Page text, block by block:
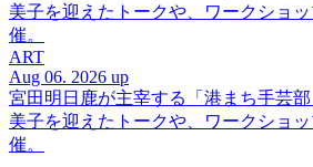
美子を迎えたトークや、ワークショ
催。
ART
Aug 06. 2026 up
宮田明日鹿が主宰する「港まち手芸
美子を迎えたトークや、ワークショ
催。